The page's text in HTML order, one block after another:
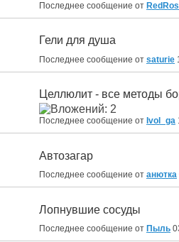
Последнее сообщение от
Гели для душа
Последнее сообщение от saturie
Целлюлит - все методы
Последнее сообщение от Ivol_ga
Автозагар
Последнее сообщение от анютка
Лопнувшие сосуды
Последнее сообщение от Пыль